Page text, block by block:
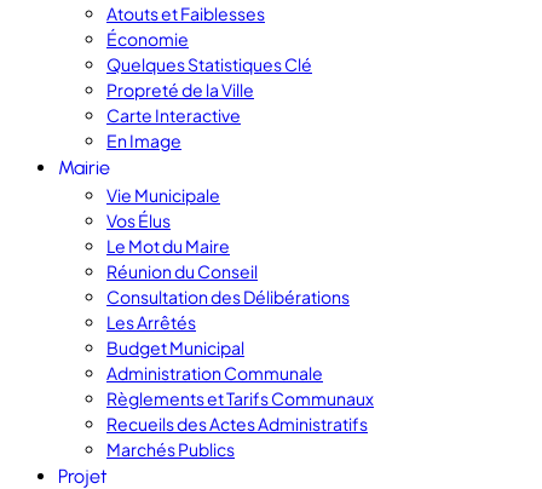
Atouts et Faiblesses
Économie
Quelques Statistiques Clé
Propreté de la Ville
Carte Interactive
En Image
Mairie
Vie Municipale
Vos Élus
Le Mot du Maire
Réunion du Conseil
Consultation des Délibérations
Les Arrêtés
Budget Municipal
Administration Communale
Règlements et Tarifs Communaux
Recueils des Actes Administratifs
Marchés Publics
Projet